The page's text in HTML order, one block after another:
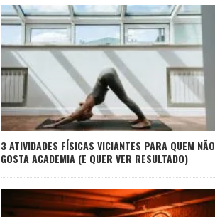
3 ATIVIDADES FÍSICAS VICIANTES PARA QUEM NÃO
GOSTA ACADEMIA (E QUER VER RESULTADO)